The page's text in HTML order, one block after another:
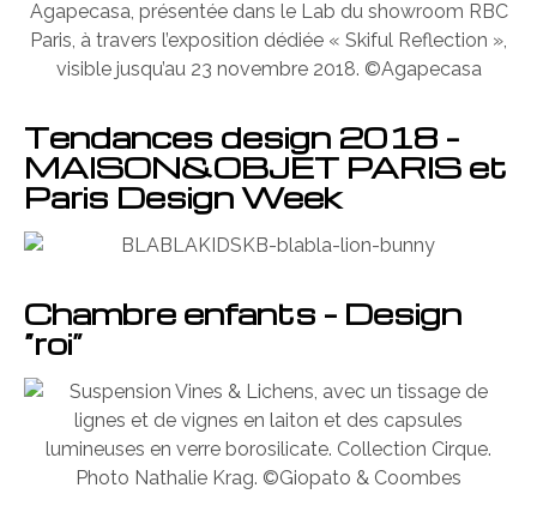
Tendances design 2018 –
MAISON&OBJET PARIS et
Paris Design Week
Chambre enfants – Design
“roi”